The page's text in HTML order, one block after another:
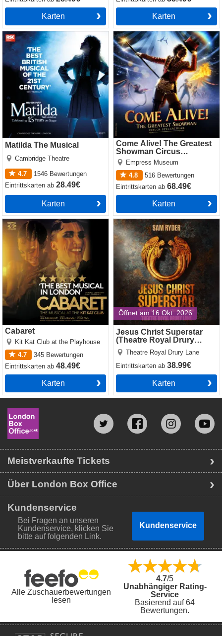
Karten Karten
Matilda The Musical
Cambridge Theatre
4.7 1546 Bewertungen
Eintrittskartenab28.49€
Karten
Matilda The Musical
Come Alive! The Greatest
Showman Circus
Spectacular
Empress Museum
4.8
516 Bewertungen
Eintrittskartenab68.49€
Karten
Come Alive! The Greatest
Showman Circus Spectacular
Cabaret
Kit Kat Club at the Playhouse
4.7
345 Bewertungen
Eintrittskartenab48.49€
Karten
Cabaret
Öffnet am 16 Okt. 2026
Jesus Christ Superstar
(Theatre Royal Drury
Lane)
Theatre Royal Drury Lane
Eintrittskartenab38.99€
Karten
Jesus Christ Superstar
(Theatre Royal Drury Lane)
Meistverkaufte Tickets
Über London Box Office
Kundenservice
Bei Fragen an unseren
Kundenservice, klicken Sie
bitte auf folgenden Link.
Kundenservice
Alle Zuschauerbewertungen
lesen
4.7/5
Unabhängiger Rating-
Service
Basierend auf 64
Bewertungen.